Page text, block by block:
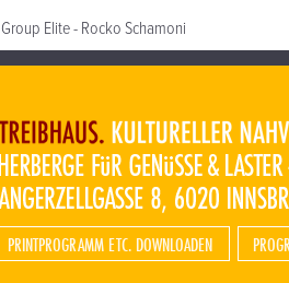
Group Elite - Rocko Schamoni
PRINTPROGRAMM ETC. DOWNLOADEN